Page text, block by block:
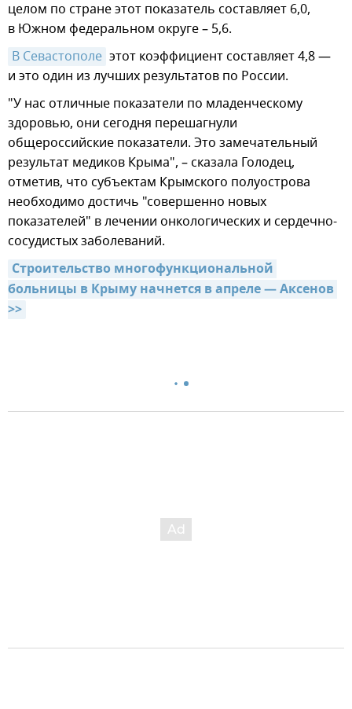
целом по стране этот показатель составляет 6,0,
в Южном федеральном округе – 5,6.
В Севастополе этот коэффициент составляет 4,8 —
и это один из лучших результатов по России.
"У нас отличные показатели по младенческому
здоровью, они сегодня перешагнули
общероссийские показатели. Это замечательный
результат медиков Крыма", – сказала Голодец,
отметив, что субъектам Крымского полуострова
необходимо достичь "совершенно новых
показателей" в лечении онкологических и сердечно-
сосудистых заболеваний.
Строительство многофункциональной
больницы в Крыму начнется в апреле — Аксенов
>>